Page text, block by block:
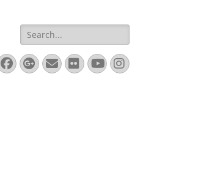
Search
for:
Facebook
Googleplus
EmailFlickrYouTube
Instagram